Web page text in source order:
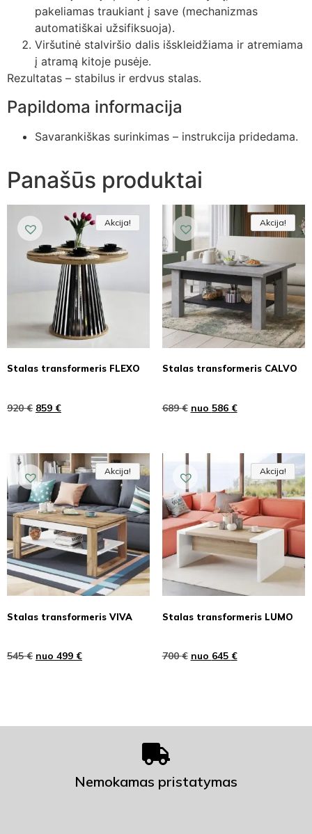
pakeliamas traukiant į save (mechanizmas
automatiškai užsifiksuoja).
Viršutinė stalviršio dalis išskleidžiama ir atremiama
į atramą kitoje pusėje.
Rezultatas – stabilus ir erdvus stalas.
Papildoma informacija
Savarankiškas surinkimas – instrukcija pridedama.
Panašūs produktai
Akcija!
Akcija
Akcija!
Stalas transformeris FLEXO
920€ 859 €
Akcija!
Akcija
Akcija!
Stalas transformeris CALVO
689€ nuo 586 €
Akcija!
Akcija
Akcija!
Stalas transformeris VIVA
545€ nuo 499 €
Akcija!
Akcija
Akcija!
Stalas transformeris LUMO
700€ nuo 645 €
Nemokamas pristatymas